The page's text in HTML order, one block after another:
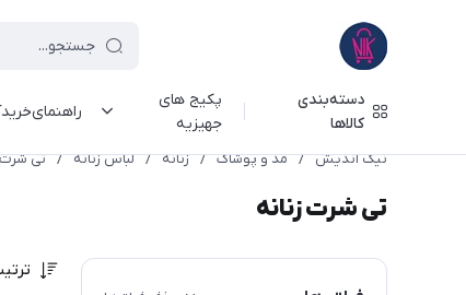
دسته‌بندی
کالاها
پکیج های
جهیزیه
نیک اندیش / مد و پوشاک / زنانه / لباس زنانه / تی شرت
تی شرت زنانه